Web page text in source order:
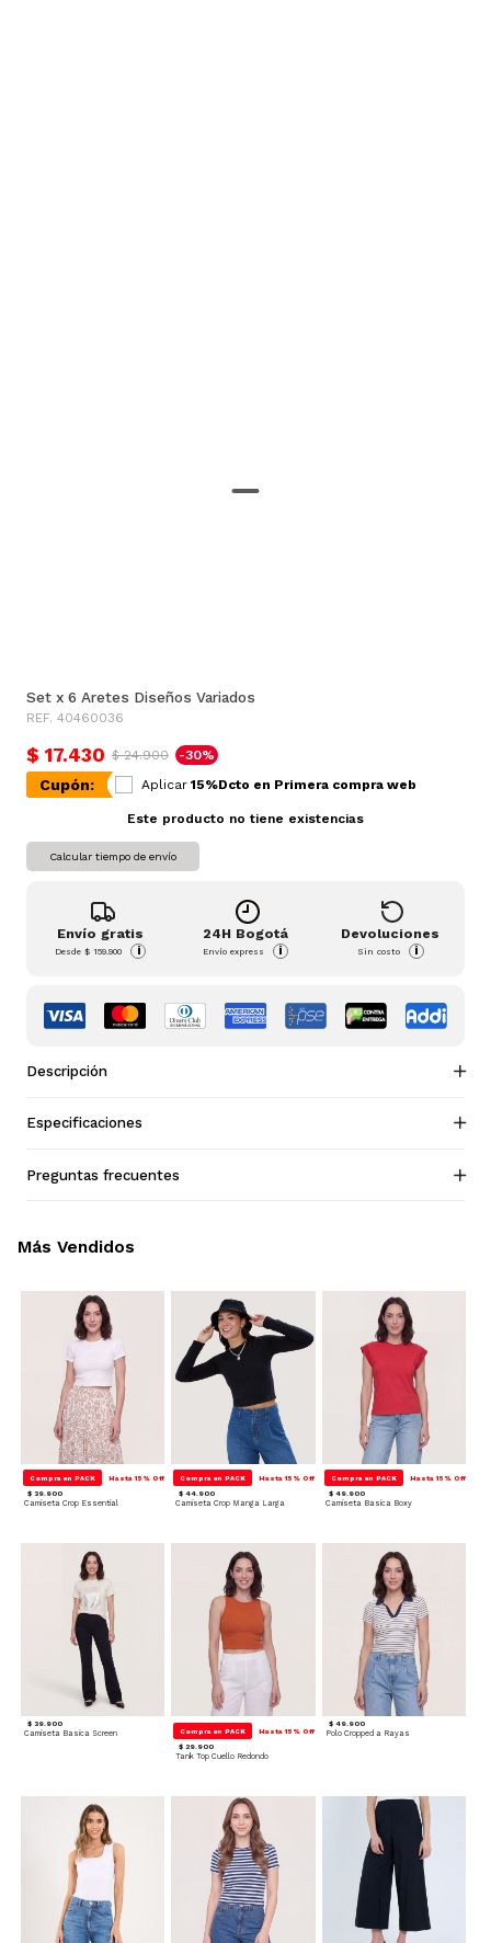
Set x 6 Aretes Diseños Variados
REF. 40460036
$ 17.430 $ 24.900 -30%
Cupón: Aplicar 15%Dcto en Primera compra web
Este producto no tiene existencias
Calcular tiempo de envío
Envío gratis
Desde$ 159.900 i
24H Bogotá
Envío express i
Devoluciones
Sin costo i
Descripción
Especificaciones
Preguntas frecuentes
Compra en PACK Hasta 15% Off
$ 39.900
Camiseta Crop Essential
Compra en PACK Hasta 15% Off
$ 44.900
Camiseta Crop Manga Larga
Compra en PACK Hasta 15% Off
$ 49.900
Camiseta Basica Boxy
$ 39.900
Camiseta Basica Screen Compra en PACK Hasta 15% Off
$ 29.900
Tank Top Cuello Redondo
$ 49.900
Polo Cropped a Rayas
Más Vendidos